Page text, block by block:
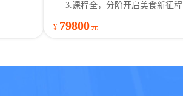
3.课程全，分阶开启美食新征程
¥ 79800元